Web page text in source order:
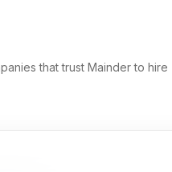
that trust Mainder to hire